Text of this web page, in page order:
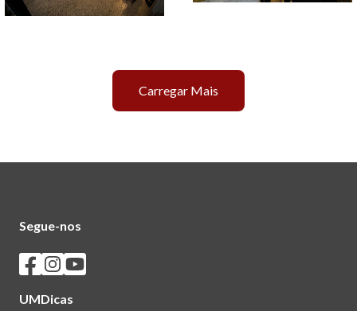
Carregar Mais
Segue-nos
Seguir os SASUM no Facebook
Seguir os SASUM no Instagram
Seguir os SASUM no Youtube
UMDicas